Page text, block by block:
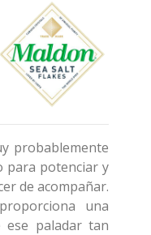
probablemente
para potenciar y
de acompañar.
una
ese paladar tan